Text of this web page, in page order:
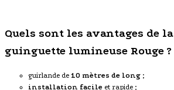
Quels sont les avantages de
guinguette lumineuse Rouge ?
guirlande de 10 mètres de long ;
installation facile et rapide ;